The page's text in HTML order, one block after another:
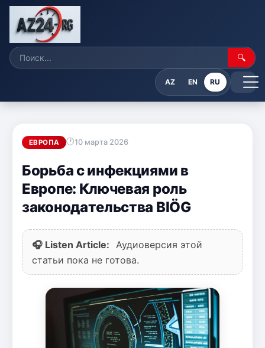
🔍
AZ EN RU
ЕВРОПА 10 марта 2026
Борьба с инфекциями в
Европе: Ключевая роль
законодательства BIÖG
🎧 Listen Article:
Аудиоверсия этой
статьи пока не готова.